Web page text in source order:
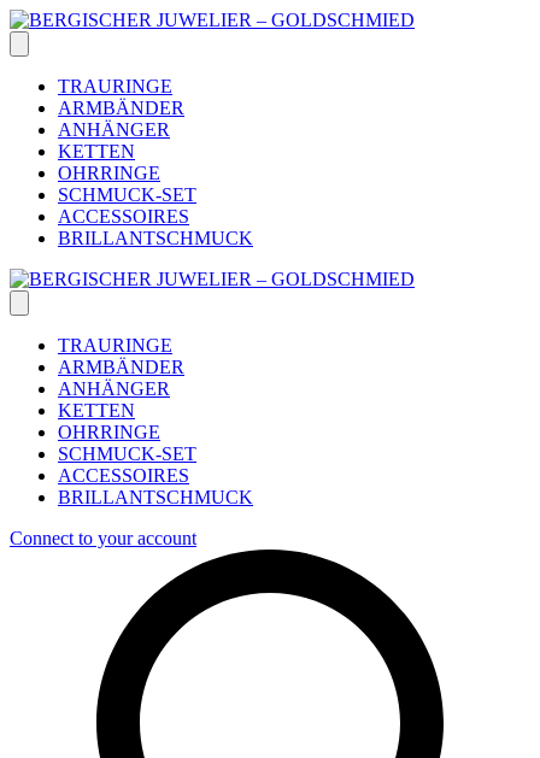
Skip
to
content
TRAURINGE
ARMBÄNDER
ANHÄNGER
KETTEN
OHRRINGE
SCHMUCK-SET
ACCESSOIRES
BRILLANTSCHMUCK
TRAURINGE
ARMBÄNDER
ANHÄNGER
KETTEN
OHRRINGE
SCHMUCK-SET
ACCESSOIRES
BRILLANTSCHMUCK
Connect to your account